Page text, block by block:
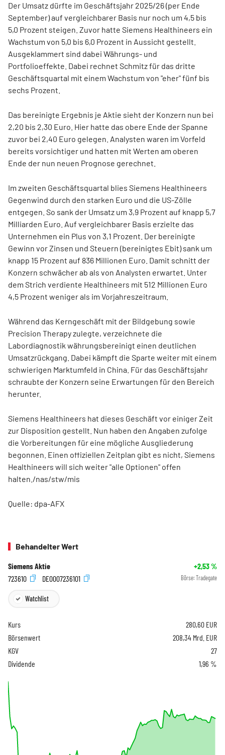
Der Umsatz dürfte im Geschäftsjahr 2025/26 (per Ende
September) auf vergleichbarer Basis nur noch um 4,5 bis
5,0 Prozent steigen. Zuvor hatte Siemens Healthineers ein
Wachstum von 5,0 bis 6,0 Prozent in Aussicht gestellt.
Ausgeklammert sind dabei Währungs- und
Portfolioeffekte. Dabei rechnet Schmitz für das dritte
Geschäftsquartal mit einem Wachstum von "eher" fünf bis
sechs Prozent.
Das bereinigte Ergebnis je Aktie sieht der Konzern nun bei
2,20 bis 2,30 Euro. Hier hatte das obere Ende der Spanne
zuvor bei 2,40 Euro gelegen. Analysten waren im Vorfeld
bereits vorsichtiger und hatten mit Werten am oberen
Ende der nun neuen Prognose gerechnet.
Im zweiten Geschäftsquartal blies Siemens Healthineers
Gegenwind durch den starken Euro und die US-Zölle
entgegen. So sank der Umsatz um 3,9 Prozent auf knapp 5,7
Milliarden Euro. Auf vergleichbarer Basis erzielte das
Unternehmen ein Plus von 3,1 Prozent. Der bereinigte
Gewinn vor Zinsen und Steuern (bereinigtes Ebit) sank um
knapp 15 Prozent auf 836 Millionen Euro. Damit schnitt der
Konzern schwächer ab als von Analysten erwartet. Unter
dem Strich verdiente Healthineers mit 512 Millionen Euro
4,5 Prozent weniger als im Vorjahreszeitraum.
Während das Kerngeschäft mit der Bildgebung sowie
Precision Therapy zulegte, verzeichnete die
Labordiagnostik währungsbereinigt einen deutlichen
Umsatzrückgang. Dabei kämpft die Sparte weiter mit einem
schwierigen Marktumfeld in China. Für das Geschäftsjahr
schraubte der Konzern seine Erwartungen für den Bereich
herunter.
Siemens Healthineers hat dieses Geschäft vor einiger Zeit
zur Disposition gestellt. Nun haben den Angaben zufolge
die Vorbereitungen für eine mögliche Ausgliederung
begonnen. Einen offiziellen Zeitplan gibt es nicht, Siemens
Healthineers will sich weiter "alle Optionen" offen
halten./nas/stw/mis
Quelle: dpa-AFX
Behandelter Wert
Siemens Aktie +2,53%
723610
DE0007236101 Börse: Tradegate
Watchlist
Kurs 280,60 EUR
Börsenwert
208,34 Mrd. EUR
KGV
27
Dividende
1,96 %